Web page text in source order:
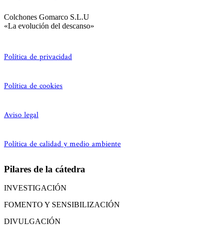
Colchones Gomarco S.L.U
«La evolución del descanso»
Política de privacidad
Política de cookies
Aviso legal
Política de calidad y medio ambiente
Pilares de la cátedra
INVESTIGACIÓN
FOMENTO Y SENSIBILIZACIÓN
DIVULGACIÓN